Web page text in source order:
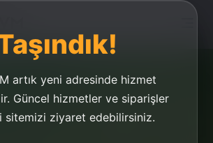
artık yeni adresinde hizmet
Güncel hizmetler ve siparişler
sitemizi ziyaret edebilirsiniz.
Abone Hilesi